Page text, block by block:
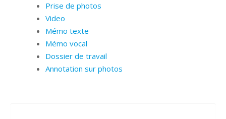
Prise de photos
Video
Mémo texte
Mémo vocal
Dossier de travail
Annotation sur photos